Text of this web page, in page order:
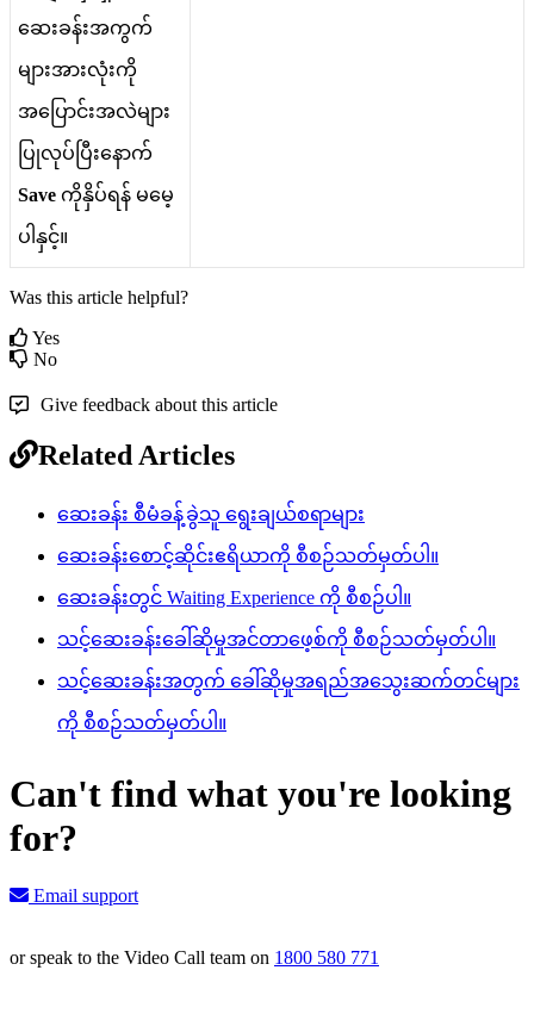
ဆခနအကက
မအလက
အပငအလမ
ပလပ ပနက
Save ကနပရန မမ
ပနင။
Was this article helpful?
Yes
No
Give feedback about this article
Related Articles
ဆေးခန်း စီမံခန့်ခွဲသူ ရွေးချယ်စရာများ
ဆေးခန်းစောင့်ဆိုင်းဧရိယာကို စီစဉ်သတ်မှတ်ပါ။
ဆေးခန်းတွင် Waiting Experience ကို စီစဉ်ပါ။
သင့်ဆေးခန်းခေါ်ဆိုမှုအင်တာဖေ့စ်ကို စီစဉ်သတ်မှတ်ပါ။
သင့်ဆေးခန်းအတွက် ခေါ်ဆိုမှုအရည်အသွေးဆက်တင်များ
ကို စီစဉ်သတ်မှတ်ပါ။
Can't find what you're looking
for?
Email support
or speak to the Video Call team on 1800 580 771